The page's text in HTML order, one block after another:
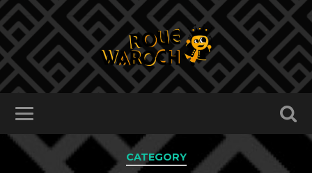
CATEGORY